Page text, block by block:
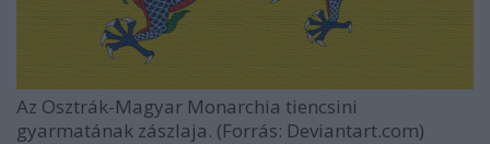
Az Osztrák-Magyar Monarchia tiencsini
gyarmatának zászlaja. (Forrás: Deviantart.com)